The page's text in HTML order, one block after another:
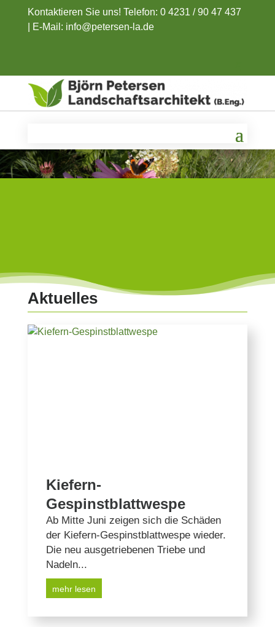
Kontaktieren Sie uns! Telefon: 0 4231 / 90 47 437
E-Mail: info@petersen-la.de
Aktuelles
Kiefern-
Gespinstblattwespe
Ab Mitte Juni zeigen sich die Schäden
der Kiefern-Gespinstblattwespe wieder.
Die neu ausgetriebenen Triebe und
Nadeln...
mehr lesen